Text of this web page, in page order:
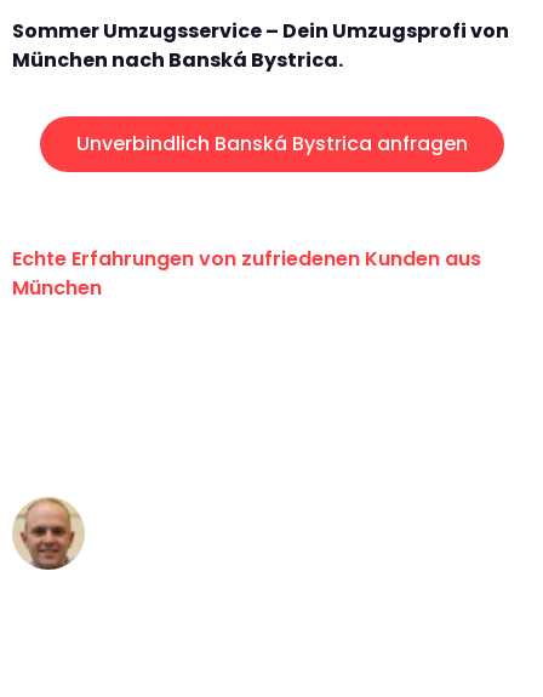
Sommer Umzugsservice – Dein Umzugsprofi von
München nach Banská Bystrica.
Unverbindlich Banská Bystrica anfragen
Echte Erfahrungen von zufriedenen Kunden aus
München